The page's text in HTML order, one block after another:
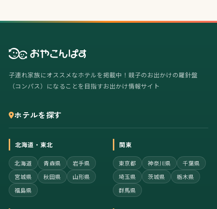
子連れ家族にオススメなホテルを掲載中！親子のお出かけの羅針盤
（コンパス）になることを目指すお出かけ情報サイト
ホテルを探す
北海道・東北
北海道 青森県
岩手県
宮城県
秋田県
山形県
福島県
関東
東京都 神奈川県
千葉県
埼玉県
茨城県
栃木県
群馬県